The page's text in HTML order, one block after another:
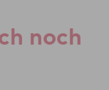
noch